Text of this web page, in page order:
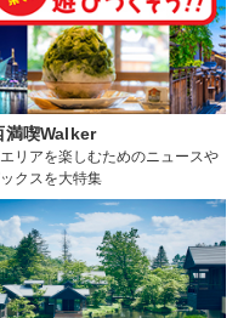
満喫Walker
リアを楽しむためのニュースや
ックスを大特集